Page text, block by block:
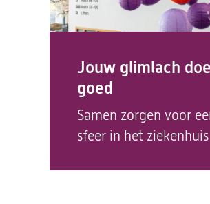
Jouw glimlach
goed
Samen zorgen voor
sfeer in het ziekenhuis